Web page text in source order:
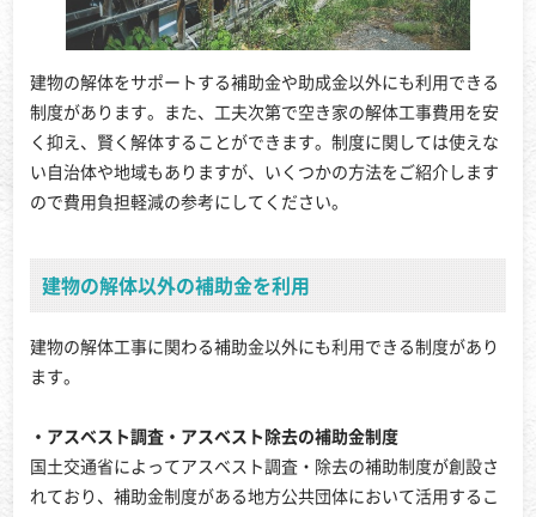
建物の解体をサポートする補助金や助成金以外にも利用できる
制度があります。また、工夫次第で空き家の解体工事費用を安
く抑え、賢く解体することができます。制度に関しては使えな
い自治体や地域もありますが、いくつかの方法をご紹介します
ので費用負担軽減の参考にしてください。
建物の解体以外の補助金を利用
建物の解体工事に関わる補助金以外にも利用できる制度があり
ます。
・アスベスト調査・アスベスト除去の補助金制度
国土交通省によってアスベスト調査・除去の補助制度が創設さ
れており、補助金制度がある地方公共団体において活用するこ